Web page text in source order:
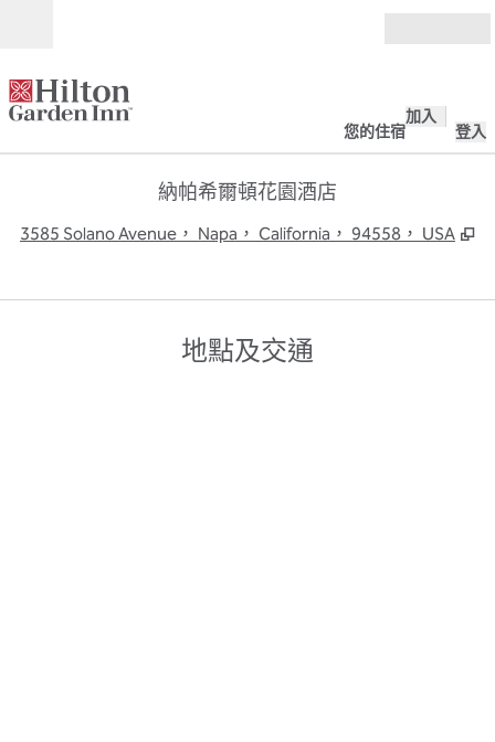
您的住宿
加入
登入
納帕希爾頓花園酒店
3585 Solano Avenue， Napa， California， 94558， USA ,
地點及交通